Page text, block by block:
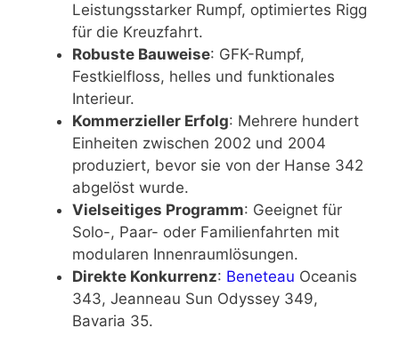
Leistungsstarker Rumpf, optimiertes Rigg
für die Kreuzfahrt.
Robuste Bauweise: GFK-Rumpf,
Festkielfloss, helles und funktionales
Interieur.
Kommerzieller Erfolg: Mehrere hundert
Einheiten zwischen 2002 und 2004
produziert, bevor sie von der Hanse 342
abgelöst wurde.
Vielseitiges Programm: Geeignet für
Solo-, Paar- oder Familienfahrten mit
modularen Innenraumlösungen.
Direkte Konkurrenz: Beneteau Oceanis
343, Jeanneau Sun Odyssey 349,
Bavaria 35.